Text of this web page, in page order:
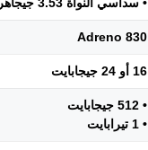
Adreno 830
16 أو 24 جيجابايت
• 512 جيجابايت
• 1 تيرابايت